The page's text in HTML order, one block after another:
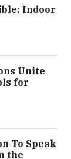
Indoor
Unite
for
To Speak
the